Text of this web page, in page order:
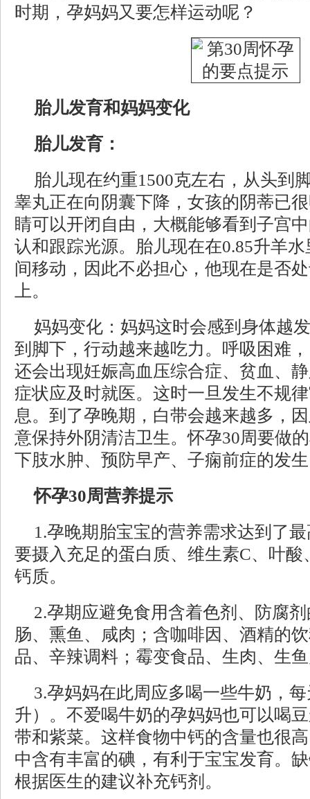
时期，孕妈妈又要怎样运动呢？
胎儿发育和妈妈变化
胎儿发育：
胎儿现在约重1500克左右，从头到
睾丸正在向阴囊下降，女孩的阴蒂已
睛可以开闭自由，大概能够看到子宫
认和跟踪光源。胎儿现在在0.85升羊
间移动，因此不必担心，他现在是否
上。
妈妈变化：妈妈这时会感到身体越
到脚下，行动越来越吃力。呼吸困难
还会出现妊娠高血压综合症、贫血、
症状应及时就医。这时一旦发生不规
息。到了孕晚期，白带会越来越多，
意保持外阴清洁卫生。怀孕30周要做
下肢水肿、预防早产、子痫前症的发生
怀孕30周营养提示
1.孕晚期胎宝宝的营养需求达到了
要摄入充足的蛋白质、维生素C、叶
钙质。
2.孕期应避免食用含着色剂、防腐
肠、熏鱼、咸肉；含咖啡因、酒精的
品、辛辣调料；霉变食品、生肉、生
3.孕妈妈在此周应多喝一些牛奶，
升）。不爱喝牛奶的孕妈妈也可以喝
带和紫菜。这样食物中钙的含量也很
中含有丰富的碘，有利于宝宝发育。
根据医生的建议补充钙剂。